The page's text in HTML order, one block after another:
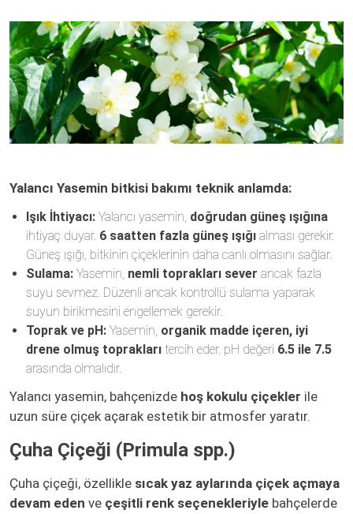
Yalancı Yasemin bitkisi bakımı teknik anlamda:
Işık İhtiyacı:Yalancı yasemin, doğrudan güneş ışığına
ihtiyaç duyar. 6 saatten fazla güneş ışığıalması gerekir.
Güneş ışığı, bitkinin çiçeklerinin daha canlı olmasını sağlar.
Sulama:Yasemin, nemli toprakları sever ancak fazla
suyu sevmez. Düzenli ancak kontrollü sulama yaparak
suyun birikmesini engellemek gerekir.
Toprak ve pH:Yasemin, organik madde içeren, iyi
drene olmuş topraklarıtercih eder. pH değeri 6.5 ile 7.5
arasında olmalıdır.
Yalancı yasemin, bahçenizde hoş kokulu çiçekler ile
uzun süre çiçek açarak estetik bir atmosfer yaratır.
Çuha Çiçeği (Primula spp.)
Çuha çiçeği, özellikle sıcak yaz aylarında çiçek açmaya
devam eden ve çeşitli renk seçenekleriyle bahçelerde